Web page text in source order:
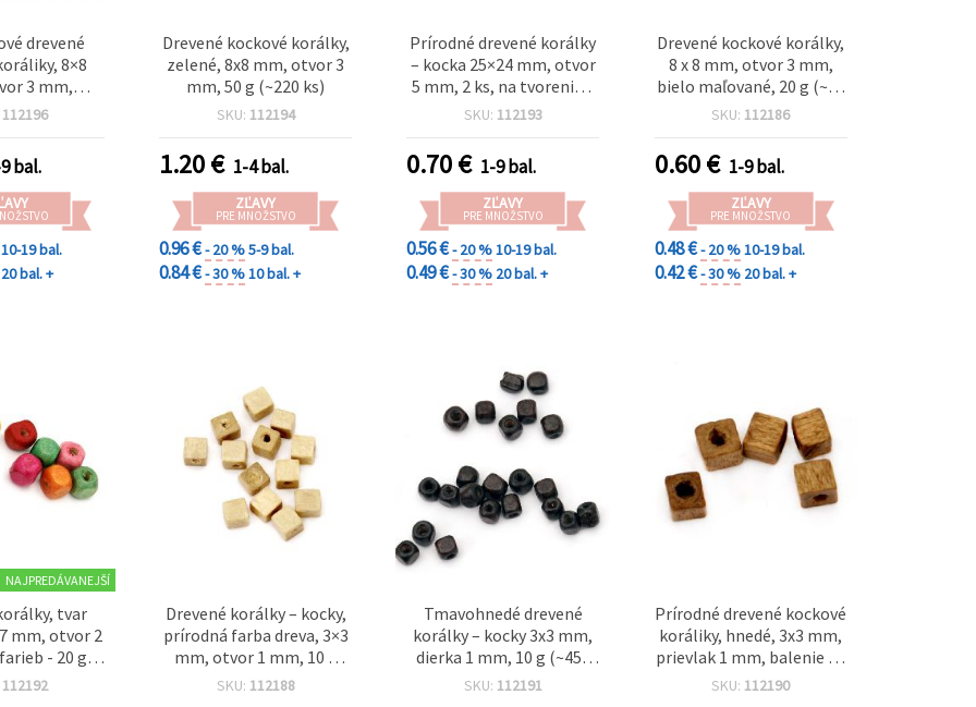
drevené
8×8
3 mm,
dreva – 20
112196
bal.
10-19 bal.
20 bal. +
Drevené kockové korálky,
zelené, 8x8 mm, otvor 3
mm, 50 g (~220 ks)
SKU: 112194
1.20€ 1-4 bal.
ZĽAVY
PRE MNOŽSTVO
0.96 €- 20 %5-9 bal.
0.84 €- 30 %10 bal. +
Prírodné drevené korálky
– kocka 25×24 mm, otvor
5 mm, 2 ks, na tvorenie a
DIY projekty
SKU: 112193
0.70€ 1-9 bal.
ZĽAVY
PRE MNOŽSTVO
0.56 €- 20 %10-19 bal.
0.49 €- 30 % 20 bal. +
Drevené kockové korálky,
8 x 8 mm, otvor 3 mm,
bielo maľované, 20 g (~60
ks)
SKU: 112186
0.60€ 1-9 bal.
ZĽAVY
PRE MNOŽSTVO
0.48 €- 20 %10-19 bal.
0.42 €- 30 % 20 bal. +
NAJPREDÁVANEJŠÍ
tvar
mm, otvor 2
- 20 g
ks)
112192
Drevené korálky – kocky,
prírodná farba dreva, 3×3
mm, otvor 1 mm, 10 g
(~450 ks)
SKU: 112188
Tmavohnedé drevené
korálky – kocky 3x3 mm,
dierka 1 mm, 10 g (~450
ks)
SKU: 112191
Prírodné drevené kockové
koráliky, hnedé, 3x3 mm,
prievlak 1 mm, balenie 10
g (~480 ks), na výrobu
SKU: 112190